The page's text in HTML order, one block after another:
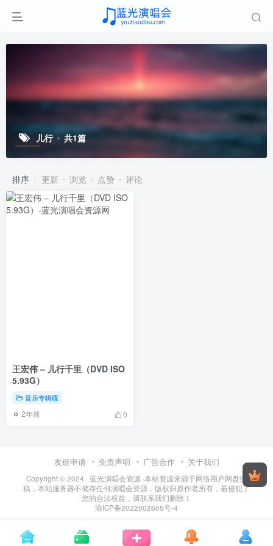
儿行 共1篇
排序 更新 浏览 点赞 评论
王宏伟 – 儿行千里（DVD ISO
5.93G）
音乐专辑碟
2年前 0
友链申请 免责声明 广告合作 关于我们
Copyright © 2024 · 蓝光演唱会资源 ·本站资源来源于网络用户网盘投
稿，本站服务器不储存任何演唱会资源，版权归原作者所有，若侵犯了
您的合法权益，请联系我们删除！
渝ICP备2022002605号-4